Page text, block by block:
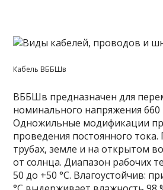
Кабель ВББШв
ВББШв предназначен для
номинального напряжения 660
Одножильные модификации
проведения постоянного
трубах, земле и на открытом
от солнца. Диапазон рабочих
50 до +50 °C. Влагоустойчив: